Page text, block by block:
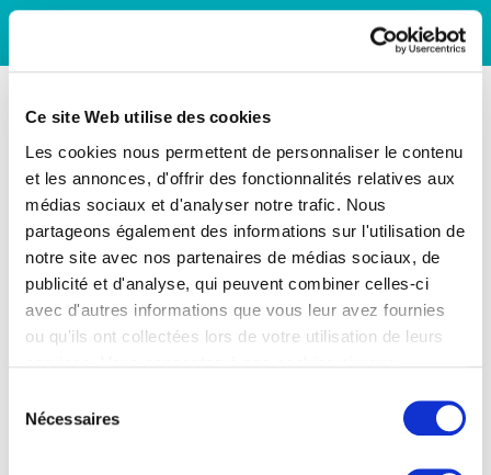
Ce site Web utilise des cookies
Les cookies nous permettent de personnaliser le contenu
et les annonces, d'offrir des fonctionnalités relatives aux
médias sociaux et d'analyser notre trafic. Nous
partageons également des informations sur l'utilisation de
notre site avec nos partenaires de médias sociaux, de
publicité et d'analyse, qui peuvent combiner celles-ci
avec d'autres informations que vous leur avez fournies
ou qu'ils ont collectées lors de votre utilisation de leurs
Nécessaires